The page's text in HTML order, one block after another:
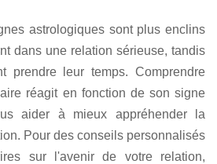
astrologiques sont plus enclins
dans une relation sérieuse, tandis
prendre leur temps. Comprendre
réagit en fonction de son signe
aider à mieux appréhender la
Pour des conseils personnalisés
sur l'avenir de votre relation,